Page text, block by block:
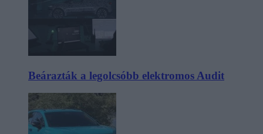
Beárazták a legolcsóbb elektromos Audit